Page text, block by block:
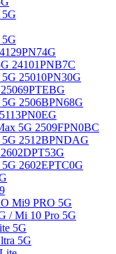
24101PNB7C
25010PN30G
2506BPN68G
5G 2509FPN0BC
2512BPNDAG
2602EPTC0G
Mi9 PRO 5G
/ Mi 10 Pro 5G
5G
5G